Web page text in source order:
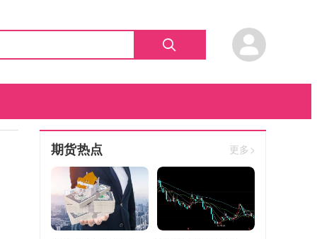
期货热点 更多>